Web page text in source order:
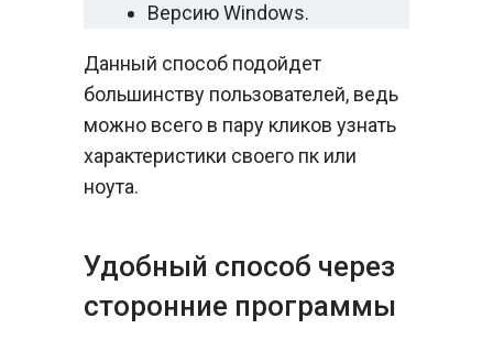
Версию Windows.
Данный способ подойдет
большинству пользователей, ведь
можно всего в пару кликов узнать
характеристики своего пк или
ноута.
Удобный способ через
сторонние программы